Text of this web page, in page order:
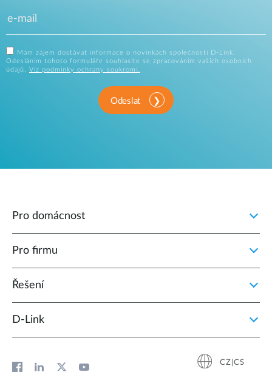
Mám zájem dostávat informace o novinkách společnosti D-Link.
Odesláním tohoto formuláře souhlasíte se zpracováním vašich osobních
údajů. Viz podmínky ochrany soukromí.
Odeslat
Pro domácnost
Pro firmu
Řešení
D‑Link
CZ|CS